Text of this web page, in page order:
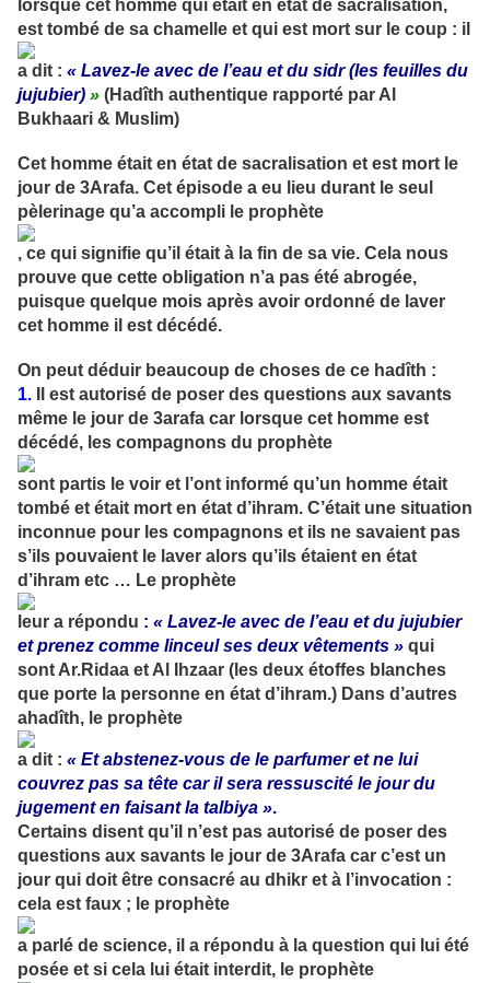
lorsque cet homme qui était en état de sacralisation,
est tombé de sa chamelle et qui est mort sur le coup : il
a dit : « Lavez-le avec de l’eau et du sidr (les feuilles du
jujubier) » (Hadîth authentique rapporté par Al
Bukhaari & Muslim)
Cet homme était en état de sacralisation et est mort le
jour de 3Arafa. Cet épisode a eu lieu durant le seul
pèlerinage qu’a accompli le prophète
, ce qui signifie qu’il était à la fin de sa vie. Cela nous
prouve que cette obligation n’a pas été abrogée,
puisque quelque mois après avoir ordonné de laver
cet homme il est décédé.
On peut déduir beaucoup de choses de ce hadîth :
1. Il est autorisé de poser des questions aux savants
même le jour de 3arafa car lorsque cet homme est
décédé, les compagnons du prophète
sont partis le voir et l’ont informé qu’un homme était
tombé et était mort en état d’ihram. C’était une situation
inconnue pour les compagnons et ils ne savaient pas
s’ils pouvaient le laver alors qu’ils étaient en état
d’ihram etc … Le prophète
leur a répondu : « Lavez-le avec de l’eau et du jujubier
et prenez comme linceul ses deux vêtements » qui
sont Ar.Ridaa et Al Ihzaar (les deux étoffes blanches
que porte la personne en état d’ihram.) Dans d’autres
ahadîth, le prophète
a dit : « Et abstenez-vous de le parfumer et ne lui
couvrez pas sa tête car il sera ressuscité le jour du
jugement en faisant la talbiya ».
Certains disent qu’il n’est pas autorisé de poser des
questions aux savants le jour de 3Arafa car c’est un
jour qui doit être consacré au dhikr et à l’invocation :
cela est faux ; le prophète
a parlé de science, il a répondu à la question qui lui été
posée et si cela lui était interdit, le prophète